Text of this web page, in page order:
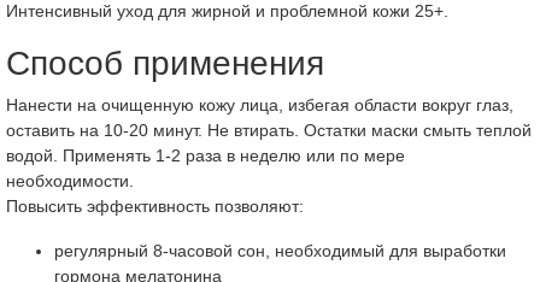
Интенсивный уход для жирной и проблемной кожи 25+.
Способ применения
Нанести на очищенную кожу лица, избегая области вокруг глаз,
оставить на 10-20 минут. Не втирать. Остатки маски смыть теплой
водой. Применять 1-2 раза в неделю или по мере
необходимости.
Повысить эффективность позволяют:
регулярный 8-часовой сон, необходимый для выработки
гормона мелатонина